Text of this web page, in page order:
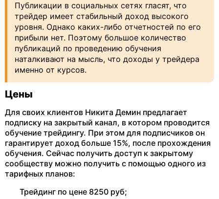
Публикации в социальных сетях гласят, что
трейдер имеет стабильный доход высокого
уровня. Однако каких-либо отчетностей по его
прибыли нет. Поэтому большое количество
публикаций по проведению обучения
наталкивают на мысль, что доходы у трейдера
именно от курсов.
Цены
Для своих клиентов Никита Демин предлагает
подписку на закрытый канал, в котором проводится
обучение трейдингу. При этом для подписчиков он
гарантирует доход больше 15%, после прохождения
обучения. Сейчас получить доступ к закрытому
сообществу можно получить с помощью одного из
тарифных планов:
Трейдинг по цене 8250 руб;